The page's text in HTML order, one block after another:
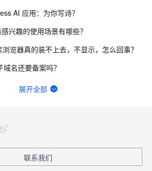
AI 应用：为你写诗？
兴趣的使用场景有哪些？
览器真的装不上去，不显示，怎么回事？
名还要备案吗？
的理解和生成能力到底有多强？
绘画平台的优势有哪些？
你早就在AIGC了？
展开全部
联系我们